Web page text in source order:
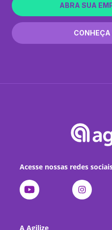
ABRA SUA
CONHEÇA
Acesse nossas redes
A Agilize